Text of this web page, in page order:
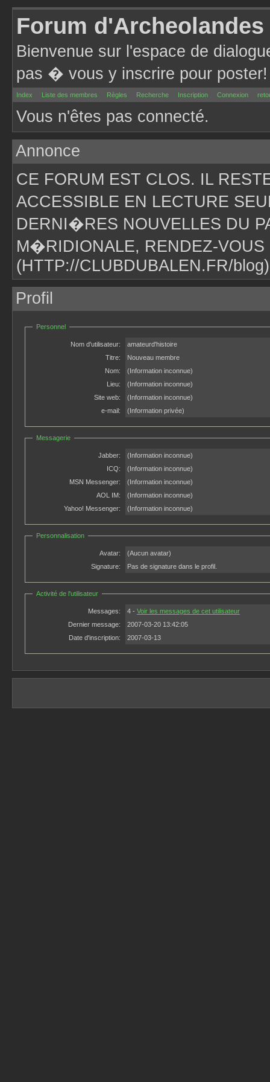
Forum d'Archeolandes
Bienvenue sur l'espace de
pas � vous y inscrire pour poster!
Index Liste des membres Règles Recherche Inscription Connexion
Vous n'êtes pas connecté.
Annonce
CE FORUM EST CLOS. IL
ACCESSIBLE EN LECTURE
DERNI�RES NOUVELLES DU
M�RIDIONALE, RENDEZ-
(HTTP://CLUBDUBALEN.FR/blog)
Profil
Personnel
Nom d'utilisateur:
amateurd'histoire
Titre:
Nouveau membre
Nom:
(Information inconnue)
Lieu:
(Information inconnue)
Site web:
(Information inconnue)
e-mail:
(Information privée)
Messagerie
Jabber:
(Information inconnue)
ICQ:
(Information inconnue)
MSN Messenger:
(Information inconnue)
AOL IM:
(Information inconnue)
Yahoo! Messenger:
(Information inconnue)
Personnalisation
Avatar:
(Aucun avatar)
Signature:
Pas de signature dans le profil.
Activité de l'utilisateur
Messages: 4 - Voir les messages de cet utilisateur
Dernier message:
2007-03-20 13:42:05
Date d'inscription:
2007-03-13